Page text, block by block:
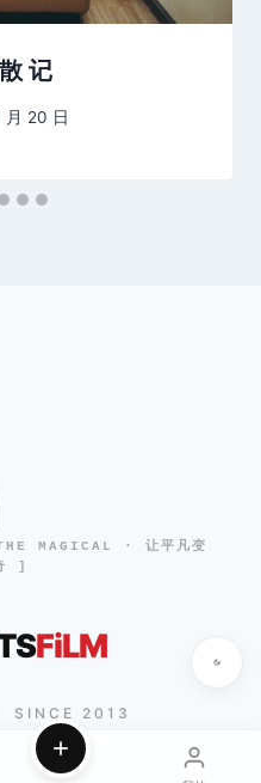
记
月 20 日
MAGICAL · 让平凡变
]
FiLM
SINCE 2013